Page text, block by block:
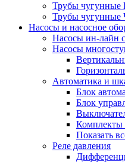
Трубы чугунные
Трубы чугунные
Насосы и насосное
Насосы ин-лайн
Насосы
Автоматика и
Блок
Блок
Комплекты
Показать
Реле давления